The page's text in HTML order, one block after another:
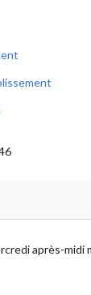
après-midi